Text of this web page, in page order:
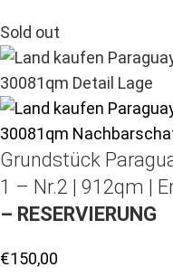
Sold out
Grundstück
1 – Nr.2 | 912qm |
– RESERVIERUNG
€150,00